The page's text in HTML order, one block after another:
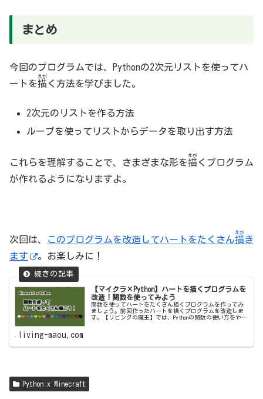
まとめ
今回のプログラムでは、Pythonの2次元リストを使ってハ
ートを描
えが
く方法を学びました。
2次元のリストを作る方法
ループを使ってリストからデータを取り出す方法
これらを理解することで、さまざまな形を描
えが
くプログラム
が作れるようになりますよ。
次回は、 このプログラムを改造してハートをたくさん描
えが
き
ます
。お楽しみに！
【マイクラ×Python】ハートを描くプログラムを
改造！関数を使ってみよう
関数を使ってハートをたくさん描くプログラムを作ってみ
ましょう。前回作ったハートを描くプログラムを改造しま
す。【リビングの魔王】では、Pythonの関数の使い方をやさ
living-maou.com
Python x Minecraft